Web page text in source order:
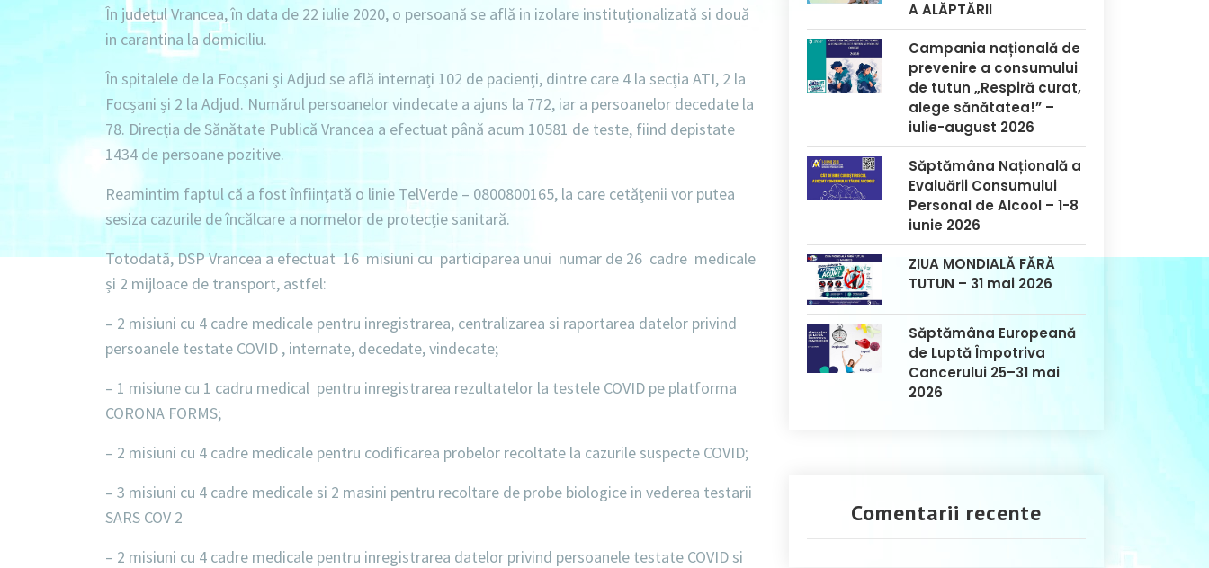
În județul Vrancea, în data de 22 iulie 2020, o persoană se află in izolare instituționalizată si două
in carantina la domiciliu.
În spitalele de la Focșani și Adjud se află internați 102 de pacienți, dintre care 4 la secția ATI, 2 la
Focșani și 2 la Adjud. Numărul persoanelor vindecate a ajuns la 772, iar a persoanelor decedate la
78. Direcția de Sănătate Publică Vrancea a efectuat până acum 10581 de teste, fiind depistate
1434 de persoane pozitive.
Reamintim faptul că a fost înființată o linie TelVerde – 0800800165, la care cetățenii vor putea
sesiza cazurile de încălcare a normelor de protecție sanitară.
Totodată,DSP Vrancea a efectuat16 misiuni cu participarea unui numar de 26 cadre medicale
și 2 mijloace de transport, astfel:
– 2 misiuni cu 4 cadre medicale pentru inregistrarea, centralizarea si raportarea datelor privind
persoanele testate COVID , internate, decedate, vindecate;
– 1 misiune cu 1 cadru medical pentru inregistrarea rezultatelor la testele COVID pe platforma
CORONA FORMS;
– 2 misiuni cu 4 cadre medicale pentru codificarea probelor recoltate la cazurile suspecte COVID;
– 3 misiuni cu 4 cadre medicale si 2 masini pentru recoltare de probe biologice in vederea testarii
SARS COV 2
– 2 misiuni cu 4 cadre medicale pentru inregistrarea datelor privind persoanele testate COVID si
A ALĂPTĂRII
Campania națională de
prevenire a consumului
de tutun „Respiră curat,
alege sănătatea!” –
iulie-august 2026
Săptămâna Națională a
Evaluării Consumului
Personal de Alcool – 1-8
iunie 2026
ZIUA MONDIALĂ FĂRĂ
TUTUN – 31 mai 2026
Săptămâna Europeană
de Luptă Împotriva
Cancerului 25–31 mai
2026
Comentarii recente